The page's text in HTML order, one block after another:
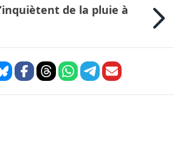
de la pluie à